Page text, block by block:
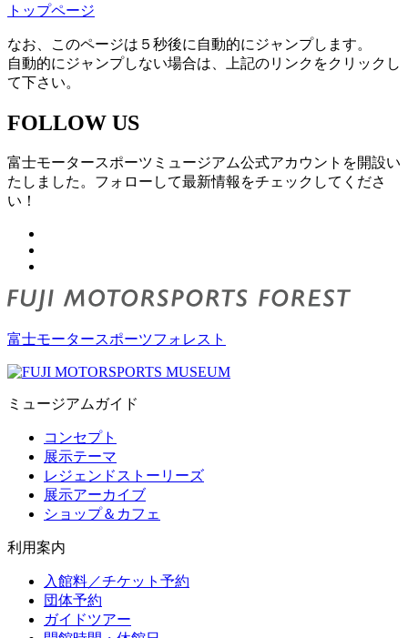
トップページ
なお、このページは５秒後に自動的にジャンプします。
自動的にジャンプしない場合は、上記のリンクをクリックし
て下さい。
FOLLOW US
富士モータースポーツミュージアム公式アカウントを開設い
たしました。フォローして最新情報をチェックしてくださ
い！
富士モータースポーツフォレスト
ミュージアムガイド
コンセプト
展示テーマ
レジェンドストーリーズ
展示アーカイブ
ショップ＆カフェ
利用案内
入館料／チケット予約
団体予約
ガイドツアー